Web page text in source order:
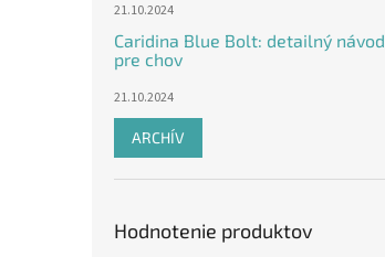
21.10.2024
Caridina Blue Bolt: detailný návod
pre chov
21.10.2024
ARCHÍV
Hodnotenie produktov